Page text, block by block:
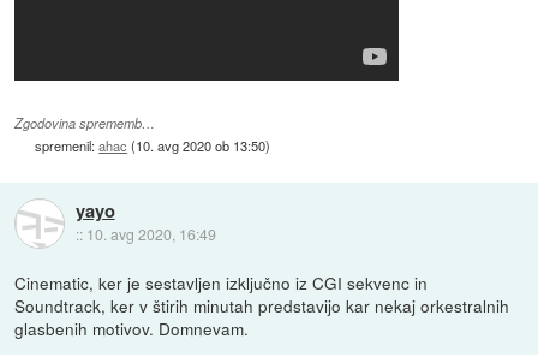
Zgodovina sprememb…
spremenil:ahac (10. avg 2020 ob 13:50)
yayo
:: 10. avg 2020, 16:49
Cinematic, ker je sestavljen izključno iz CGI sekvenc in
Soundtrack, ker v štirih minutah predstavijo kar nekaj orkestralnih
glasbenih motivov. Domnevam.